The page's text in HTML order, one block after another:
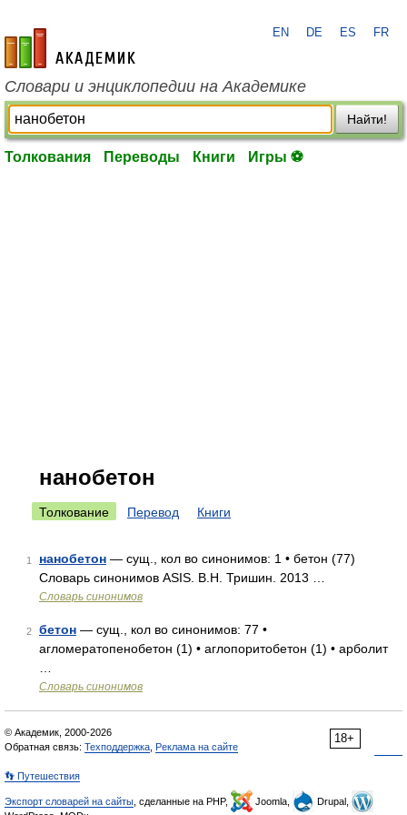
academic.ru
EN DE ES FR
Словари и энциклопедии на Академике
Найти!
Толкования Переводы Книги Игры ⚽
нанобетон
Толкование Перевод Книги
1 нанобетон — сущ., кол во синонимов: 1 • бетон (77)
Словарь синонимов ASIS. В.Н. Тришин. 2013 …
Словарь синонимов
2 бетон — сущ., кол во синонимов: 77 •
агломератопенобетон (1) • аглопоритобетон (1) • арболит
Словарь синонимов
18+
© Академик, 2000-2026
Обратная связь: Техподдержка Реклама на сайте
👣 Путешествия
Экспорт словарей на сайты , сделанные на PHP, Joomla,
Drupal,